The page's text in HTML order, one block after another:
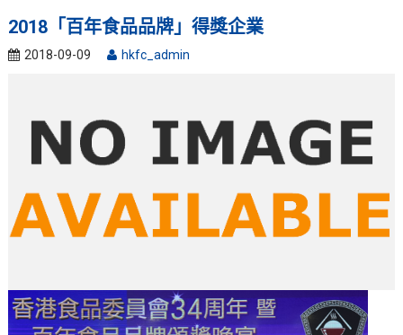
2018「百年食品品牌」得獎企業
2018-09-09 hkfc_admin